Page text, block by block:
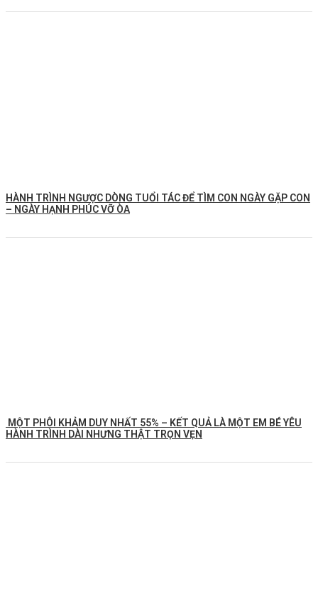
HÀNH TRÌNH NGƯỢC DÒNG TUỔI TÁC ĐỂ TÌM CON NGÀY GẶP CON
– NGÀY HẠNH PHÚC VỠ ÒA
MỘT PHÔI KHẢM DUY NHẤT 55% – KẾT QUẢ LÀ MỘT EM BÉ YÊU
HÀNH TRÌNH DÀI NHƯNG THẬT TRỌN VẸN